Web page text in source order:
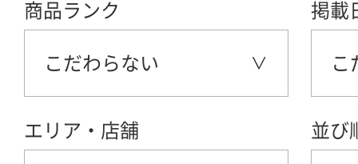
商品ランク
こだわらない
掲載
こ
エリア・店舗 並び